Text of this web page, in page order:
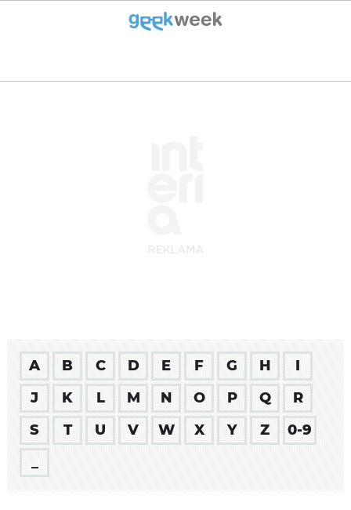
A B C D E F G H
I
J
K L M N O P Q
R
S
T U V W X Y Z
0-9